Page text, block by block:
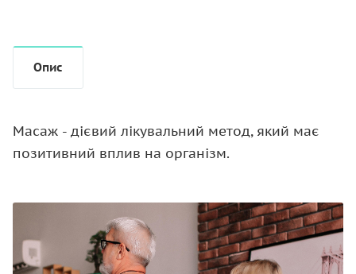
Опис
Масаж - дієвий лікувальний метод, який має
позитивний вплив на організм.